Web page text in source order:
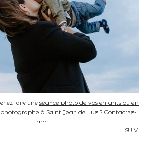
faire une séance photo de vos enfants ou en
à Saint Jean de Luz ? Contactez-
moi !
SUIV.